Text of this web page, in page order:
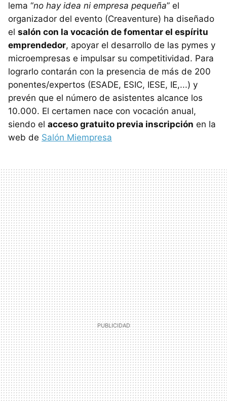
lema “no hay idea ni empresa pequeña” el
organizador del evento (Creaventure) ha diseñado
el salón con la vocación de fomentar el espíritu
emprendedor, apoyar el desarrollo de las pymes y
microempresas e impulsar su competitividad. Para
lograrlo contarán con la presencia de más de 200
ponentes/expertos (ESADE, ESIC, IESE, IE,...) y
prevén que el número de asistentes alcance los
10.000. El certamen nace con vocación anual,
siendo el acceso gratuito previa inscripción en la
web de Salón Miempresa